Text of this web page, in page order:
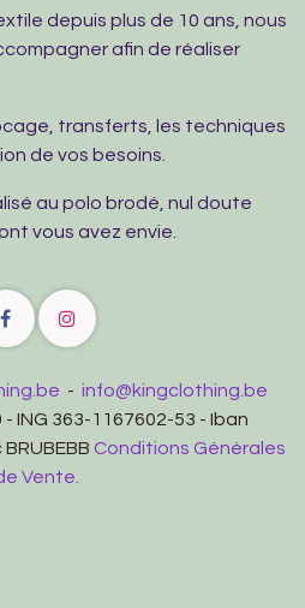
depuis plus de 10 ans, nous
afin de réaliser
transferts, les techniques
de vos besoins.
au polo brodé, nul doute
vous avez envie.
- info@kingclothing.be
- ING 363-1167602-53 - Iban
Conditions Générales
Vente.